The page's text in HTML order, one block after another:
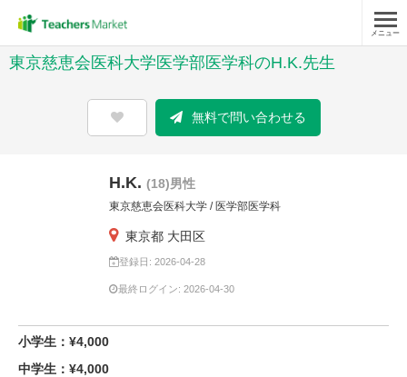
メニュー
東京慈恵会医科大学医学部医学科のH.K.先生
無料で問い合わせる
H.K. (18)男性
東京慈恵会医科大学 / 医学部医学科
東京都 大田区
登録日: 2026-04-28
最終ログイン: 2026-04-30
小学生：¥4,000
中学生：¥4,000